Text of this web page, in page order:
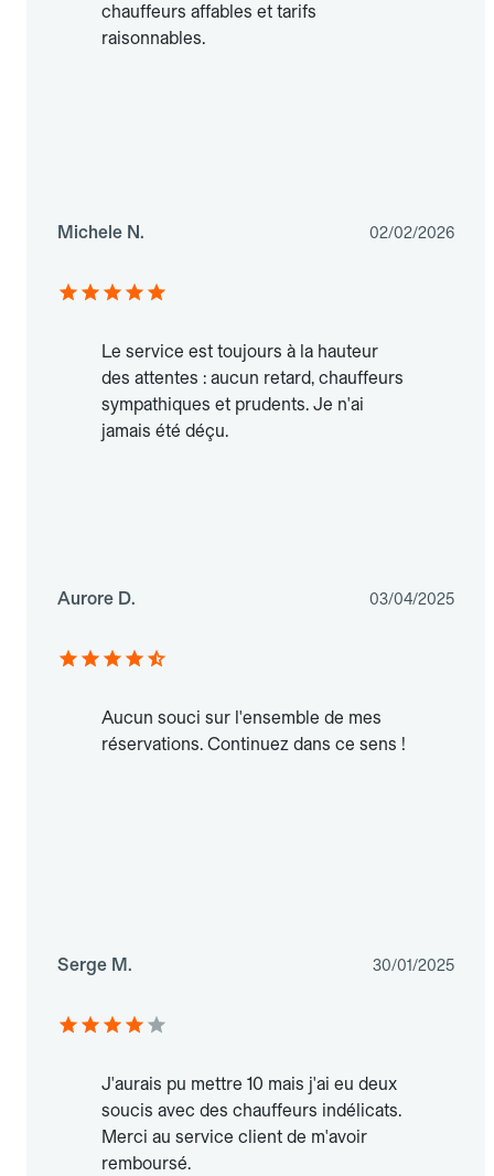
chauffeurs affables et tarifs
raisonnables.
Michele N. 02/02/2026
Le service est toujours à la hauteur
des attentes : aucun retard, chauffeurs
sympathiques et prudents. Je n'ai
jamais été déçu.
Aurore D. 03/04/2025
Aucun souci sur l'ensemble de mes
réservations. Continuez dans ce sens !
Serge M. 30/01/2025
J'aurais pu mettre 10 mais j'ai eu deux
soucis avec des chauffeurs indélicats.
Merci au service client de m'avoir
remboursé.